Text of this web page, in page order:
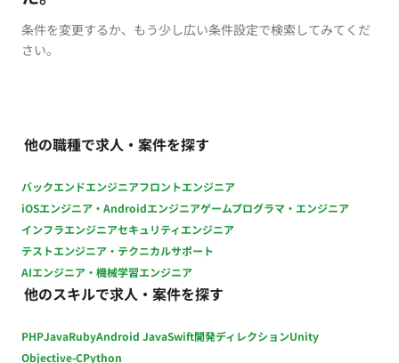
条件を変更するか、もう少し広い条件設定で検索してみてくだ
さい。
他の職種で求人・案件を探す
バックエンドエンジニアフロントエンジニア
iOSエンジニア・Androidエンジニアゲームプログラマ・エンジニア
インフラエンジニアセキュリティエンジニア
テストエンジニア・テクニカルサポート
AIエンジニア・機械学習エンジニア
他のスキルで求人・案件を探す
PHPJavaRubyAndroid JavaSwift開発ディレクションUnity
Objective-CPython